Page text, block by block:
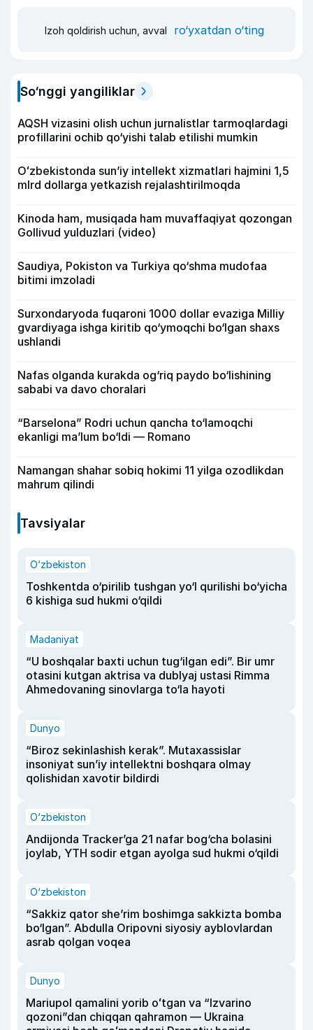
Izoh qoldirish uchun, avval ro‘yxatdan o‘ting
So‘nggi yangiliklar
AQSH vizasini olish uchun jurnalistlar tarmoqlardagi
profillarini ochib qo‘yishi talab etilishi mumkin
Oʻzbekistonda sunʼiy intellekt xizmatlari hajmini 1,5
mlrd dollarga yetkazish rejalashtirilmoqda
Kinoda ham, musiqada ham muvaffaqiyat qozongan
Gollivud yulduzlari (video)
Saudiya, Pokiston va Turkiya qo‘shma mudofaa
bitimi imzoladi
Surxondaryoda fuqaroni 1000 dollar evaziga Milliy
gvardiyaga ishga kiritib qo‘ymoqchi bo‘lgan shaxs
ushlandi
Nafas olganda kurakda og‘riq paydo bo‘lishining
sababi va davo choralari
“Barselona” Rodri uchun qancha to‘lamoqchi
ekanligi ma’lum bo‘ldi — Romano
Namangan shahar sobiq hokimi 11 yilga ozodlikdan
mahrum qilindi
Tavsiyalar
O‘zbekiston
Toshkentda o‘pirilib tushgan yo‘l qurilishi bo‘yicha
6 kishiga sud hukmi o‘qildi
Madaniyat
“U boshqalar baxti uchun tug‘ilgan edi”. Bir umr
otasini kutgan aktrisa va dublyaj ustasi Rimma
Ahmedovaning sinovlarga to‘la hayoti
Dunyo
“Biroz sekinlashish kerak”. Mutaxassislar
insoniyat sun’iy intellektni boshqara olmay
qolishidan xavotir bildirdi
O‘zbekiston
Andijonda Tracker’ga 21 nafar bog‘cha bolasini
joylab, YTH sodir etgan ayolga sud hukmi o‘qildi
O‘zbekiston
“Sakkiz qator she’rim boshimga sakkizta bomba
bo‘lgan”. Abdulla Oripovni siyosiy ayblovlardan
asrab qolgan voqea
Dunyo
Mariupol qamalini yorib oʻtgan va “Izvarino
qozoni”dan chiqqan qahramon — Ukraina